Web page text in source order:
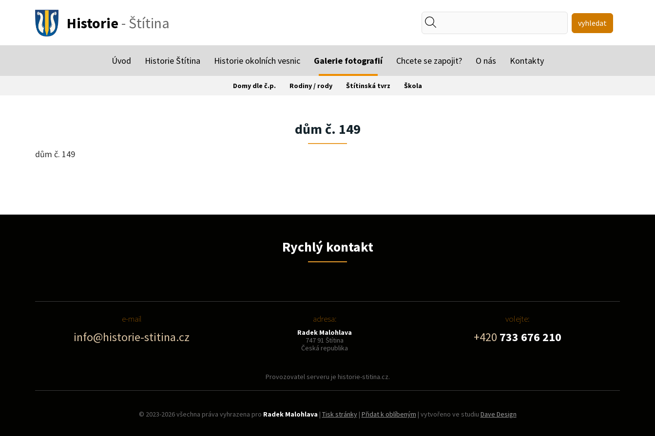
Historie - Štítina vyhledat
Úvod Historie Štítina Historie okolních vesnic Galerie fotografií
Domy dle č.p. Rodiny / rody Štítinská tvrz Škola
Chcete se zapojit? O nás Kontakty
dům č. 149
dům č. 149
Rychlý kontakt
e-mail
info@historie-stitina.cz
adresa:
Radek Malohlava
747 91 Štítina
Česká republika
volejte:
+420 733 676 210
Provozovatel serveru je historie-stitina.cz.
© 2023-2026 všechna práva vyhrazena pro Radek Malohlava | Tisk stránky| Přidat k oblíbeným | vytvořeno ve studiu Dave Design